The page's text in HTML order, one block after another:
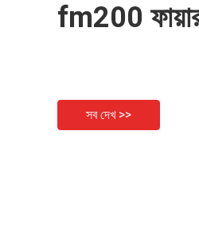
fm200 ফায়ার
সব দেখ >>